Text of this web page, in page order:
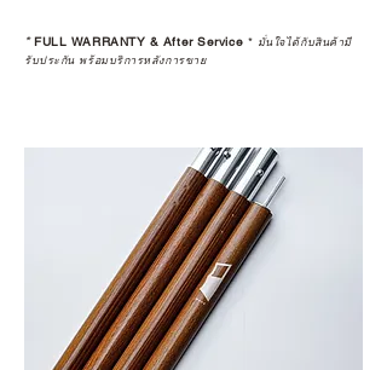
*FULL WARRANTY & After Service * มั่นใจได้กับสินค้ามี
รับประกัน พร้อมบริการหลังการขาย